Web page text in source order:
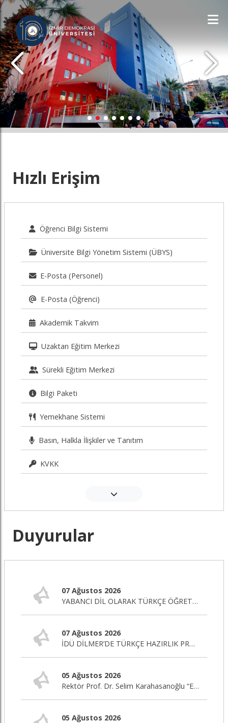
İDÜ'YÜ KEŞFET
Hızlı Erişim
Öğrenci Bilgi Sistemi
Üniversite Bilgi Yönetim Sistemi (ÜBYS)
E-Posta (Personel)
E-Posta (Öğrenci)
Akademik Takvim
Uzaktan Eğitim Merkezi
Sürekli Eğitim Merkezi
Bilgi Paketi
Yemekhane Sistemi
Basın, Halkla İlişkiler ve Tanıtım
KVKK
Duyurular
07 Ağustos 2026
YABANCI DİL OLARAK TÜRKÇE ÖĞRETİMİ SERTİFİKA PROGRAMI BAŞLIYOR!
07 Ağustos 2026
İDÜ DİLMER’DE TÜRKÇE HAZIRLIK PROGRAMI BAŞLIYOR!
05 Ağustos 2026
Rektör Prof. Dr. Selim Karahasanoğlu “Eğitim Editörü” Programına Canlı Yayın Konuğu Oluyor
05 Ağustos 2026